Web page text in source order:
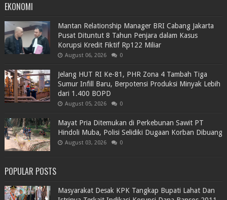
EKONOMI
Mantan Relationship Manager BRI Cabang Jakarta
Pusat Dituntut 8 Tahun Penjara dalam Kasus
Korupsi Kredit Fiktif Rp122 Miliar
August 06, 2026 0
Jelang HUT RI Ke-81, PHR Zona 4 Tambah Tiga
Sumur Infill Baru, Berpotensi Produksi Minyak Lebih
dari 1.400 BOPD
August 05, 2026 0
Mayat Pria Ditemukan di Perkebunan Sawit PT
Hindoli Muba, Polisi Selidiki Dugaan Korban Dibuang
August 03, 2026 0
POPULAR POSTS
Masyarakat Desak KPK Tangkap Bupati Lahat Dan